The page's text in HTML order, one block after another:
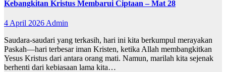
Kebangkitan Kristus Membarui Ciptaan – Mat 28
4 April 2026 Admin
Saudara-saudari yang terkasih, hari ini kita berkumpul merayakan
Paskah—hari terbesar iman Kristen, ketika Allah membangkitkan
Yesus Kristus dari antara orang mati. Namun, marilah kita sejenak
berhenti dari kebiasaan lama kita…